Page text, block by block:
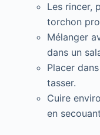
Les rincer,
torchon
Mélanger
dans un
Placer
tasser.
Cuire
en